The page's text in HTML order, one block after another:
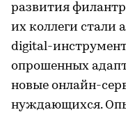
развития
их коллеги стали
digital-
опрошенных
новые онлайн-
нуждающихся.